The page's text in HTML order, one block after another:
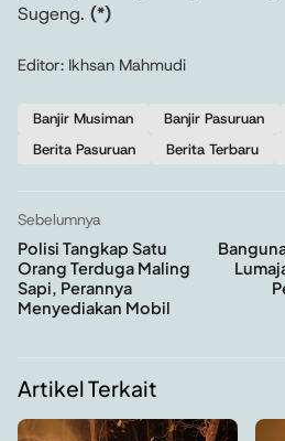
Sugeng. (*)
Editor: Ikhsan Mahmudi
Banjir Musiman Banjir Pasuruan
Berita Pasuruan
Berita Terbaru
Sebelumnya
Polisi Tangkap Satu
Orang Terduga Maling
Sapi, Perannya
Menyediakan Mobil
Artikel Terkait